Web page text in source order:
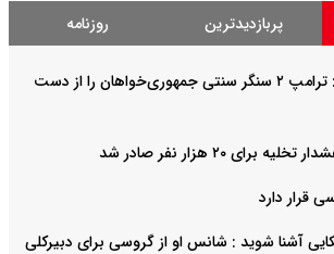
پربازدیدترین روزنامه
سی ان ان گزارش داد : ترامپ ۲ سنگر سنتی جمهوری‌خواهان را از دست
۲۰ هزار نفر صادر شد
دارد
آشنا شوید : شانس او از گروسی برای دبیرکلی